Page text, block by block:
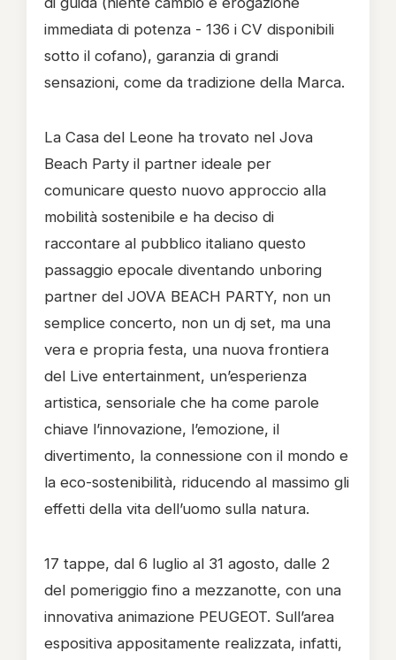
immediata di potenza - 136 i CV disponibili
sotto il cofano), garanzia di grandi
sensazioni, come da tradizione della Marca.
La Casa del Leone ha trovato nel Jova
Beach Party il partner ideale per
comunicare questo nuovo approccio alla
mobilità sostenibile e ha deciso di
raccontare al pubblico italiano questo
passaggio epocale diventando unboring
partner del JOVA BEACH PARTY, non un
semplice concerto, non un dj set, ma una
vera e propria festa, una nuova frontiera
del Live entertainment, un’esperienza
artistica, sensoriale che ha come parole
chiave l’innovazione, l’emozione, il
divertimento, la connessione con il mondo e
la eco-sostenibilità, riducendo al massimo gli
effetti della vita dell’uomo sulla natura.
17 tappe, dal 6 luglio al 31 agosto, dalle 2
del pomeriggio fino a mezzanotte, con una
innovativa animazione PEUGEOT. Sull’area
espositiva appositamente realizzata, infatti,